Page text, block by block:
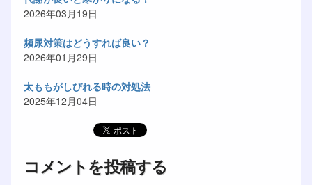
2026年03月19日
頻尿対策はどうすれば良い？
2026年01月29日
太ももがしびれる時の対処法
2025年12月04日
コメントを投稿する